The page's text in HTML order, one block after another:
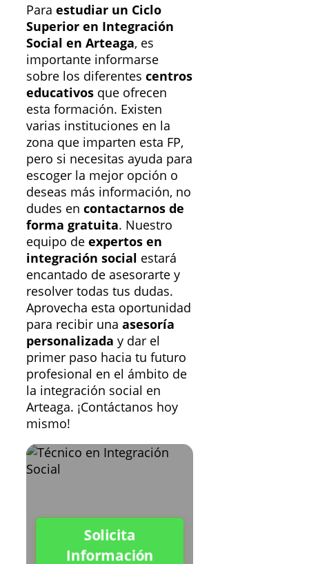
Para estudiar un Ciclo
Superior en Integración
Social en Arteaga, es
importante informarse
sobre los diferentes centros
educativos que ofrecen
esta formación. Existen
varias instituciones en la
zona que imparten esta FP,
pero si necesitas ayuda para
escoger la mejor opción o
deseas más información, no
dudes en contactarnos de
forma gratuita. Nuestro
equipo de expertos en
integración social estará
encantado de asesorarte y
resolver todas tus dudas.
Aprovecha esta oportunidad
para recibir una asesoría
personalizada y dar el
primer paso hacia tu futuro
profesional en el ámbito de
la integración social en
Arteaga. ¡Contáctanos hoy
mismo!
Solicita
Información